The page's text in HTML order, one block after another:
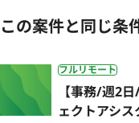
この案件と同じ条
フルリモート
【事務/週2
ェクトアシ